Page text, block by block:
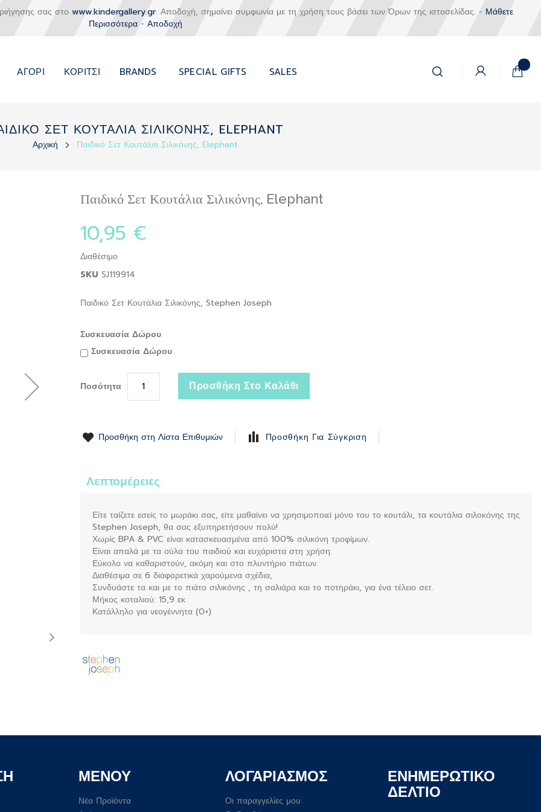
σας στο www.kindergallery.gr. Αποδοχή, σημαίνει συμφωνία με τη χρήση τους βάσει των Όρων της ιστοσελίδας. - Μάθετε
Περισσότερα- Αποδοχή
ΑΓΌΡΙ ΚΟΡΊΤΣΙ BRANDS SPECIAL GIFTS SALES
Το
Αναζήτηση
ΣΕΤ ΚΟΥΤΑΛΙΑ ΣΙΛΙΚΟΝΗΣ, ELEPHANT
Αρχική Παιδικό Σετ Κουτάλια Σιλικόνης, Elephant
Παιδικό Σετ Κουτάλια Σιλικόνης, Elephant
10,95 €
Διαθέσιμο
SKU SJ119914
Παιδικό Σετ Κουτάλια Σιλικόνης, Stephen Joseph
Συσκευασία Δώρου
Συσκευασία Δώρου
Ποσότητα Προσθήκη Στο Καλάθι
Προσθήκη στη Λίστα Επιθυμιών Προσθήκη Για Σύγκριση
Λεπτομέρειες
Είτε ταίζετε εσείς το μωράκι σας, είτε μαθαίνει να χρησιμοποιεί μόνο του το κουτάλι, τα κουτάλια σιλοκόνης της
Stephen Joseph, θα σας εξυπηρετήσουν πολύ!
Χωρίς BPA & PVC είναι κατασκευασμένα από 100% σιλικόνη τροφίμων.
Είναι απαλά με τα ούλα του παιδιού και ευχάριστα στη χρήση.
Εύκολο να καθαριστούν, ακόμη και στο πλυντήριο πιάτων.
Διαθέσιμα σε 6 διαφορετικά χαρούμενα σχέδια,
Συνδυάστε τα και με το πιάτο σιλικόνης , τη σαλιάρα και το ποτηράκι, για ένα τέλειο σετ.
Μήκος κοταλιού: 15,9 εκ
Κατάλληλο για νεογέννητα (0+)
ΜΕΝΟΥ
Νέα Προϊόντα
ΛΟΓΑΡΙΑΣΜΟΣ
Οι παραγγελίες μου
ΕΝΗΜΕΡΩΤΙΚΟ
ΔΕΛΤΙΟ